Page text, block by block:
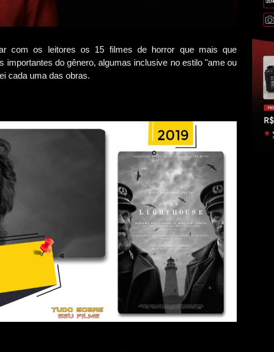
com os leitores os 15 filmes de horror que mais que
importantes do gênero, algumas inclusive no estilo "ame ou
cada uma das obras.